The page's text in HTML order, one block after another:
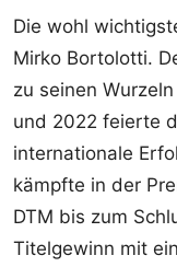
Die wohl
Mirko Bortolotti.
zu seinen
und 2022 feierte
internationale
kämpfte in der
DTM bis zum
Titelgewinn mit